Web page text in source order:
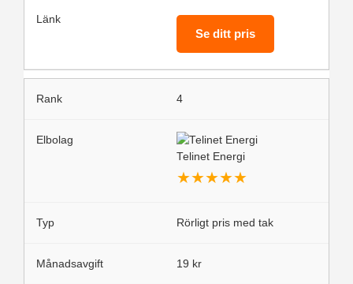
Se ditt pris
4
Telinet Energi
★★★★★
Rörligt pris med tak
19 kr